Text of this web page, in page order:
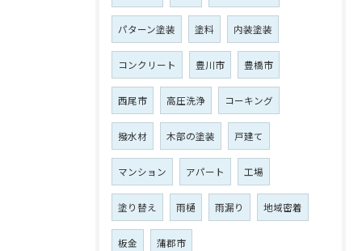
パターン塗装 塗料 内装塗装
コンクリート 豊川市 豊橋市
西尾市 高圧洗浄 コーキング
撥水材 木部の塗装 戸建て
マンション アパート 工場
塗り替え 雨樋 雨漏り 地域密着
板金 蒲郡市